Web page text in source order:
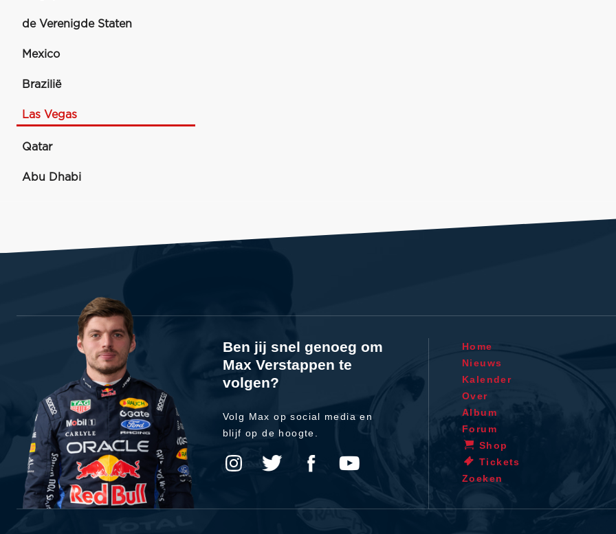
de Verenigde Staten
Mexico
Brazilië
Las Vegas
Qatar
Abu Dhabi
Ben jij snel genoeg om
Max Verstappen te
volgen?
Volg Max op social media en
blijf op de hoogte.
Home
Nieuws
Kalender
Over
Album
Forum
Shop
Tickets
Zoeken